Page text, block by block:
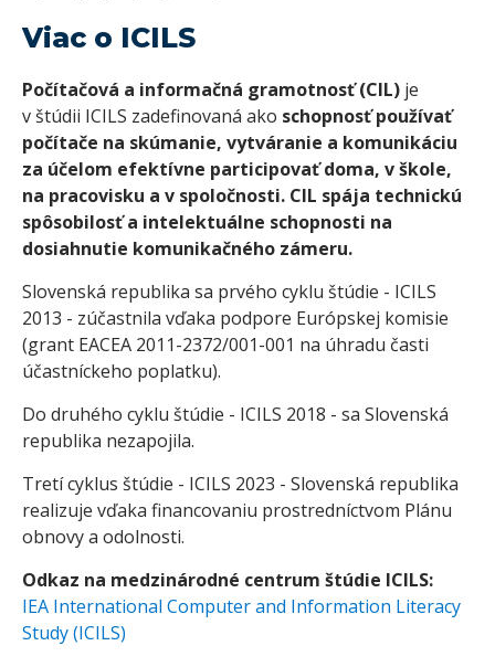
Viac o ICILS
Počítačová a informačná gramotnosť (CIL) je
v štúdii ICILS zadefinovaná ako schopnosť používať
počítače na skúmanie, vytváranie a komunikáciu
za účelom efektívne participovať doma, vškole,
na pracovisku a v spoločnosti. CIL spája technickú
spôsobilosť a intelektuálne schopnosti na
dosiahnutie komunikačného zámeru.
Slovenská republika sa prvého cyklu štúdie - ICILS
2013 - zúčastnila vďaka podpore Európskej komisie
(grant EACEA 2011-2372/001-001 na úhradu časti
účastníckeho poplatku).
Do druhého cyklu štúdie - ICILS 2018 - sa Slovenská
republika nezapojila.
Tretí cyklus štúdie - ICILS 2023 - Slovenská republika
realizuje vďaka financovaniu prostredníctvom Plánu
obnovy a odolnosti.
Odkaz na medzinárodné centrum štúdie ICILS:
IEA International Computer and Information Literacy
Study (ICILS)